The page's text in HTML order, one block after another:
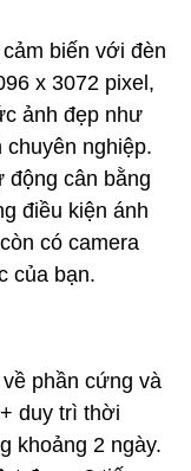
biến với đèn
x 3072 pixel,
ảnh đẹp như
chuyên nghiệp.
động cân bằng
điều kiện ánh
có camera
của bạn.
phần cứng và
duy trì thời
khoảng 2 ngày.